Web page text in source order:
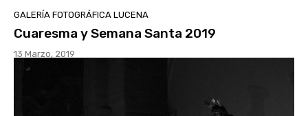
GALERÍA FOTOGRÁFICA LUCENA
Cuaresma y Semana Santa 2019
13 Marzo, 2019